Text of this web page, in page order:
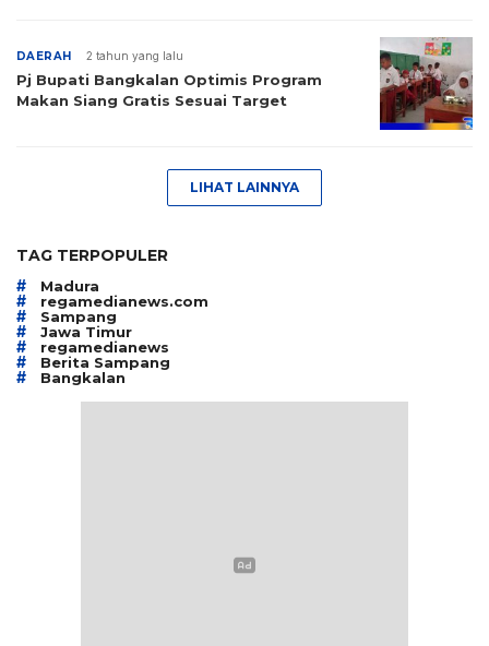
DAERAH 2 tahun yang lalu
Pj Bupati Bangkalan Optimis Program
Makan Siang Gratis Sesuai Target
LIHAT LAINNYA
TAG TERPOPULER
# Madura
# regamedianews.com
# Sampang
# Jawa Timur
# regamedianews
# Berita Sampang
# Bangkalan